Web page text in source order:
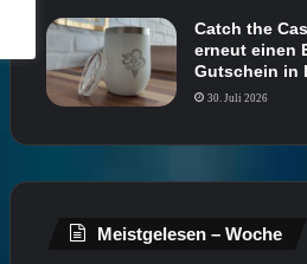
Catch the
erneut einen
Gutschein in
30. Juli 2026
Meistgelesen – Woche